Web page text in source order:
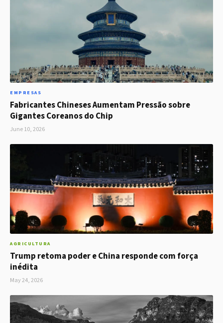
EMPRESAS
Fabricantes Chineses Aumentam Pressão sobre
Gigantes Coreanos do Chip
June 10, 2026
AGRICULTURA
Trump retoma poder e China responde com força
inédita
May 24, 2026